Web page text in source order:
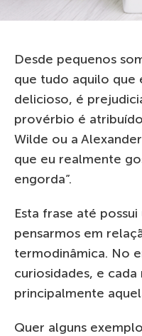
Desde pequenos
que tudo aquilo que
delicioso, é
provérbio é
Wilde ou a
que eu realmente
engorda”.
Esta frase até
pensarmos em
termodinâmica. No
curiosidades, e
principalmente
Quer alguns